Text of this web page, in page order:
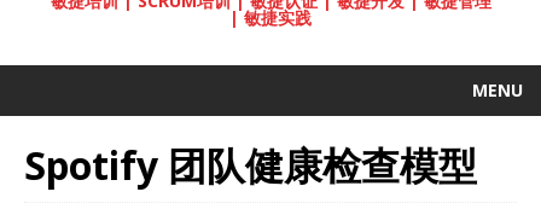
| 敏捷实践
MENU
Spotify 团队健康检查模型